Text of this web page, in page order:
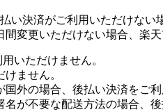
い決済がご利用いただけない
変更いただけない場合、楽
いただけません。
ません。
外の場合、後払い決済をご利
が不要な配送方法の場合、